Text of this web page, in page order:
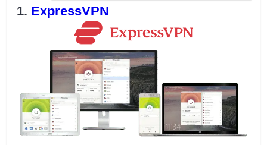
ExpressVPN